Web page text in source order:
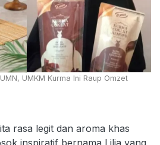
UMKM Kurma Ini Raup Omzet
rasa legit dan aroma khas
inspiratif bernama Lilia yang